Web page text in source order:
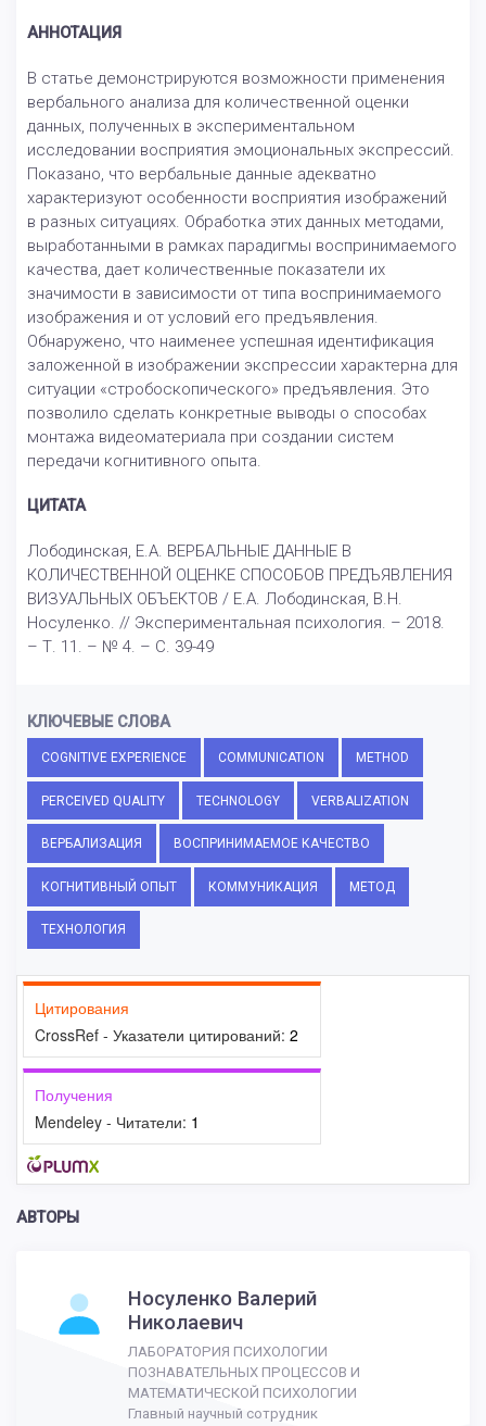
АННОТАЦИЯ
В статье демонстрируются возможности применения
вербального анализа для количественной оценки
данных, полученных в экспериментальном
исследовании восприятия эмоциональных экспрессий.
Показано, что вербальные данные адекватно
характеризуют особенности восприятия изображений
в разных ситуациях. Обработка этих данных методами,
выработанными в рамках парадигмы воспринимаемого
качества, дает количественные показатели их
значимости в зависимости от типа воспринимаемого
изображения и от условий его предъявления.
Обнаружено, что наименее успешная идентификация
заложенной в изображении экспрессии характерна для
ситуации «стробоскопического» предъявления. Это
позволило сделать конкретные выводы о способах
монтажа видеоматериала при создании систем
передачи когнитивного опыта.
ЦИТАТА
Лободинская, Е.А. ВЕРБАЛЬНЫЕ ДАННЫЕ В
КОЛИЧЕСТВЕННОЙ ОЦЕНКЕ СПОСОБОВ ПРЕДЪЯВЛЕНИЯ
ВИЗУАЛЬНЫХ ОБЪЕКТОВ / Е.А. Лободинская, В.Н.
Носуленко. // Экспериментальная психология. – 2018.
– Т. 11. – № 4. – С. 39-49
КЛЮЧЕВЫЕ СЛОВА
COGNITIVE EXPERIENCE COMMUNICATION METHOD
PERCEIVED QUALITY TECHNOLOGY VERBALIZATION
ВЕРБАЛИЗАЦИЯ ВОСПРИНИМАЕМОЕ КАЧЕСТВО
КОГНИТИВНЫЙ ОПЫТ КОММУНИКАЦИЯ МЕТОД
ТЕХНОЛОГИЯ
Цитирования
CrossRef - Указатели цитирований: 2
Получения
Mendeley - Читатели: 1
АВТОРЫ
Носуленко Валерий
Николаевич
ЛАБОРАТОРИЯ ПСИХОЛОГИИ
ПОЗНАВАТЕЛЬНЫХ ПРОЦЕССОВ И
МАТЕМАТИЧЕСКОЙ ПСИХОЛОГИИ
Главный научный сотрудник